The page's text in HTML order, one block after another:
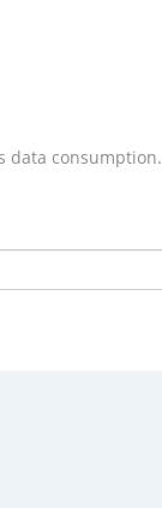
data consumption.